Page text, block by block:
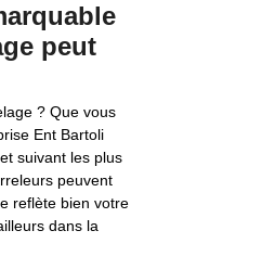
peut
? Que vous
Ent Bartoli
suivant les plus
peuvent
reflète bien votre
dans la